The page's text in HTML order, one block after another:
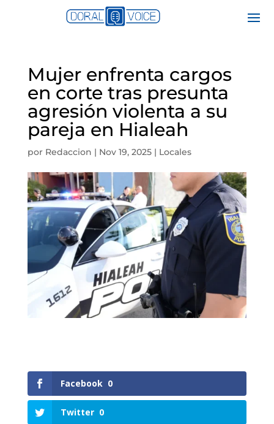
Mujer enfrenta cargos
en corte tras presunta
agresión violenta a su
pareja en Hialeah
por Redaccion | Nov 19, 2025| Locales
Facebook 0
Twitter 0